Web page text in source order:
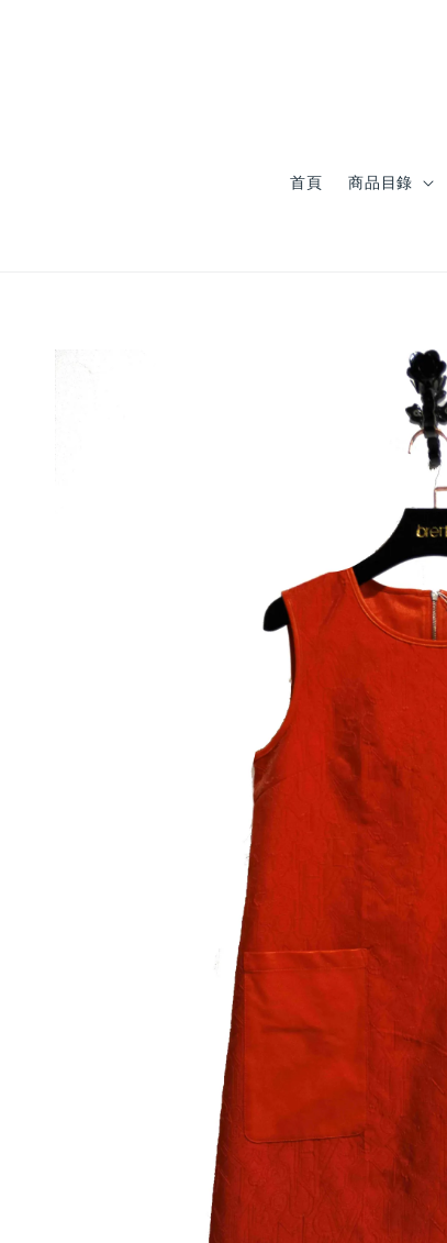
首頁 商品目錄